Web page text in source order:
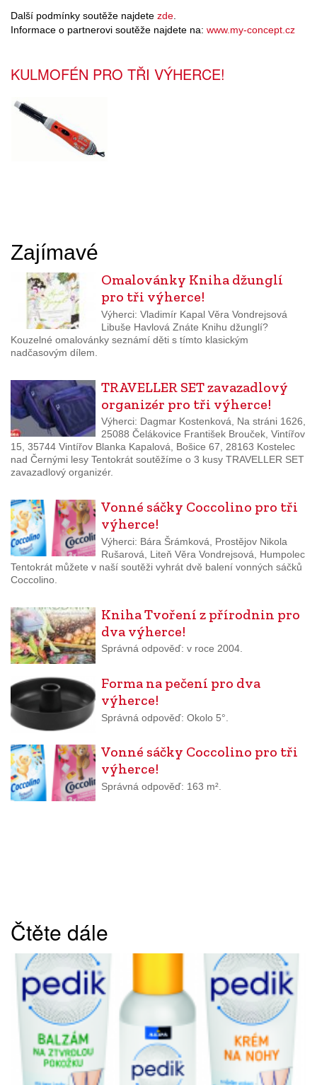
Další podmínky soutěže najdete zde
Informace o partnerovi soutěže najdete na: www.my-concept.cz
KULMOFÉN PRO TŘI VÝHERCE!
Zajímavé
Omalovánky Kniha džunglí
pro tři výherce!
Výherci: Vladimír Kapal Věra Vondrejsová
Libuše Havlová Znáte Knihu džunglí?
Kouzelné omalovánky seznámí děti s tímto klasickým
nadčasovým dílem.
TRAVELLER SET zavazadlový
organizér pro tři výherce!
Výherci: Dagmar Kostenková, Na stráni 1626,
25088 Čelákovice František Brouček, Vintířov
15, 35744 Vintířov Blanka Kapalová, Bošice 67, 28163 Kostelec
nad Černými lesy Tentokrát soutěžíme o 3 kusy TRAVELLER SET
zavazadlový organizér.
Vonné sáčky Coccolino pro tři
výherce!
Výherci: Bára Šrámková, Prostějov Nikola
Rušarová, Liteň Věra Vondrejsová, Humpolec
Tentokrát můžete v naší soutěži vyhrát dvě balení vonných sáčků
Coccolino.
Kniha Tvoření z přírodnin pro
dva výherce!
Správná odpověď: v roce 2004.
Forma na pečení pro dva
výherce!
Správná odpověď: Okolo 5°.
Vonné sáčky Coccolino pro tři
výherce!
Správná odpověď: 163 m².
Čtěte dále